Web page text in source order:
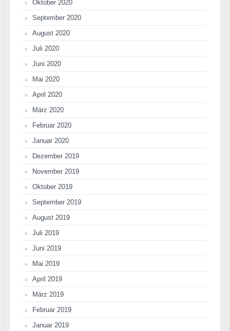
Oktober 2020
September 2020
August 2020
Juli 2020
Juni 2020
Mai 2020
April 2020
März 2020
Februar 2020
Januar 2020
Dezember 2019
November 2019
Oktober 2019
September 2019
August 2019
Juli 2019
Juni 2019
Mai 2019
April 2019
März 2019
Februar 2019
Januar 2019